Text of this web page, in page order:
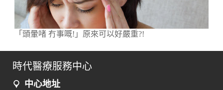
「頭暈啫 冇事嘅!」原來可以好嚴重?!
時代醫療服務中心
中心地址